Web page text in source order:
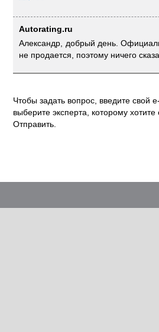
Autorating.ru
Александр, добрый день.
не продается, поэтому ничего
Чтобы задать вопрос, введите свой
выберите эксперта, которому
Отправить.